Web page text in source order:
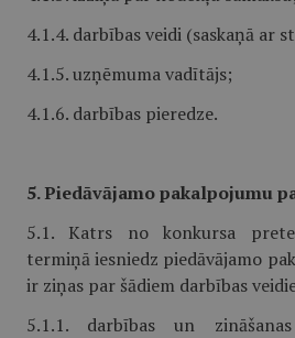
4.1.4. darbības veidi (saskaņā ar
4.1.5. uzņēmuma vadītājs;
4.1.6. darbības pieredze.
5. Piedāvājamo pakalpojumu
5.1. Katrs no konkursa
termiņā iesniedz piedāvājamo
ir ziņas par šādiem darbības
5.1.1. darbības un